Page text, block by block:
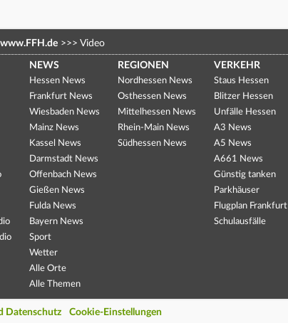
www.FFH.de >>> Video
NEWS
Hessen News
Frankfurt News
Wiesbaden News
Mainz News
Kassel News
Darmstadt News
Offenbach News
Gießen News
Fulda News
Bayern News
Sport
Wetter
Alle Orte
Alle Themen
REGIONEN
Nordhessen News
Osthessen News
Mittelhessen News
Rhein-Main News
Südhessen News
VERKEHR
Staus Hessen
Blitzer Hessen
Unfälle Hessen
A3 News
A5 News
A661 News
Günstig tanken
Parkhäuser
Flugplan Frankfurt
Schulausfälle
Datenschutz Cookie-Einstellungen